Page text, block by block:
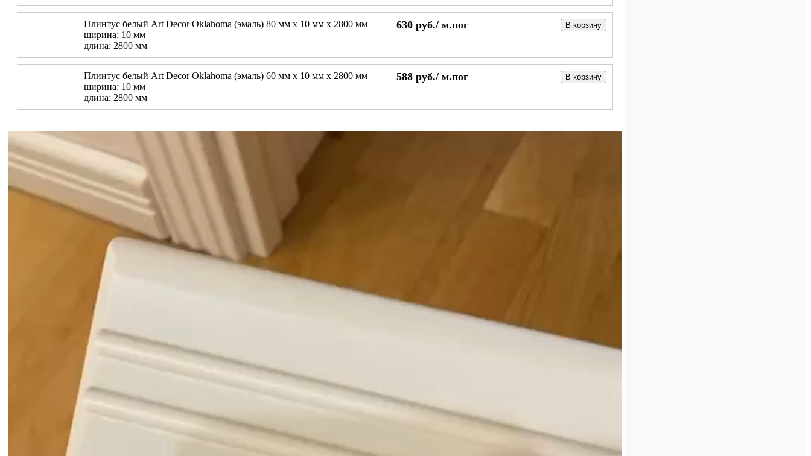
Плинтус белый Art Decor Oklahoma (эмаль) 80 мм х 10 мм х 2800 мм
ширина: 10 мм
длина: 2800 мм
630 руб./ м.пог В корзину
Плинтус белый Art Decor Oklahoma (эмаль) 60 мм х 10 мм х 2800 мм
ширина: 10 мм
длина: 2800 мм
588 руб./ м.пог В корзину